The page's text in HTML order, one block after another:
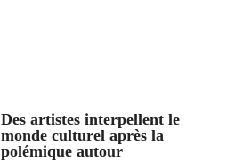
Des artistes interpellent le
monde culturel après la
polémique autour